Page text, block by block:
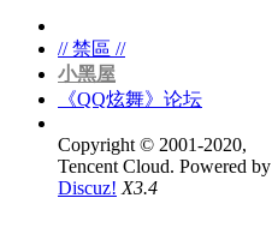
// 禁區 //
小黑屋
《QQ炫舞》论坛
Copyright © 2001-2020,
Tencent Cloud. Powered by
Discuz! X3.4